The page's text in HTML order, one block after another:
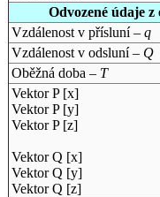
Odvozené údaje
Vzdálenost v přísluní – q
Vzdálenost v odsluní – Q
Oběžná doba – T
Vektor P [x]
Vektor P [y]
Vektor P [z]
Vektor Q [x]
Vektor Q [y]
Vektor Q [z]